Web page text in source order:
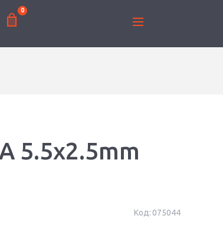
0
5.5x2.5mm
Код: 075044